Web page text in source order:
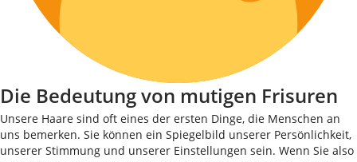
Die Bedeutung von mutigen Frisuren
Unsere Haare sind oft eines der ersten Dinge, die Menschen an
uns bemerken. Sie können ein Spiegelbild unserer Persönlichkeit,
unserer Stimmung und unserer Einstellungen sein. Wenn Sie also